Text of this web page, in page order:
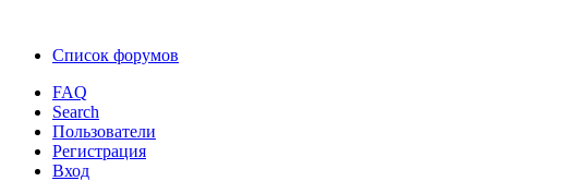
Список форумов
FAQ
Search
Пользователи
Регистрация
Вход